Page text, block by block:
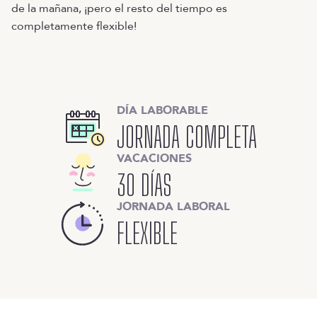
de la mañana, ¡pero el resto del tiempo es
completamente flexible!
DÍA LABORABLE
JORNADA COMPLETA
VACACIONES
30 DÍAS
JORNADA LABORAL
FLEXIBLE